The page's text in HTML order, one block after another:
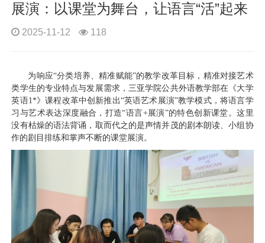
展演：以课堂为舞台，让语言“活”起来
2025-11-12 118
为响应“分类培养、精准赋能”的教学改革目标，精准对接艺术
类学生的专业特点与发展需求，三亚学院公共外语教学部在《大学
英语1*》课程改革中创新推出“英语艺术展演”教学模式，将语言学
习与艺术表达深度融合，打造“语言+展演”的特色创新课堂。这里
没有枯燥的语法背诵，取而代之的是声情并茂的剧本朗读、小组协
作的剧目排练和掌声不断的课堂展演。